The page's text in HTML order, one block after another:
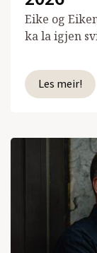
Eike og
ka la igjen
Les meir!